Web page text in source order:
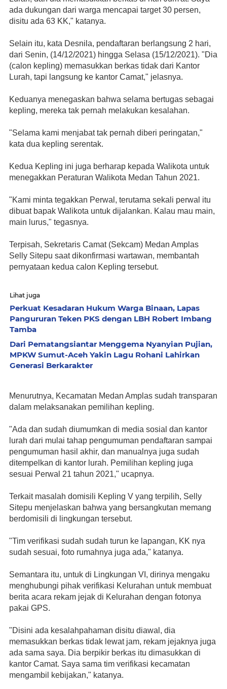
ada dukungan dari warga mencapai target 30 persen,
disitu ada 63 KK," katanya.
Selain itu, kata Desnila, pendaftaran berlangsung 2 hari,
dari Senin, (14/12/2021) hingga Selasa (15/12/2021). "Dia
(calon kepling) memasukkan berkas tidak dari Kantor
Lurah, tapi langsung ke kantor Camat," jelasnya.
Keduanya menegaskan bahwa selama bertugas sebagai
kepling, mereka tak pernah melakukan kesalahan.
"Selama kami menjabat tak pernah diberi peringatan,"
kata dua kepling serentak.
Kedua Kepling ini juga berharap kepada Walikota untuk
menegakkan Peraturan Walikota Medan Tahun 2021.
"Kami minta tegakkan Perwal, terutama sekali perwal itu
dibuat bapak Walikota untuk dijalankan. Kalau mau main,
main lurus," tegasnya.
Terpisah, Sekretaris Camat (Sekcam) Medan Amplas
Selly Sitepu saat dikonfirmasi wartawan, membantah
pernyataan kedua calon Kepling tersebut.
Lihat juga
Perkuat Kesadaran Hukum Warga Binaan, Lapas
Pangururan Teken PKS dengan LBH Robert Imbang
Tamba
Dari Pematangsiantar Menggema Nyanyian Pujian,
MPKW Sumut-Aceh Yakin Lagu Rohani Lahirkan
Generasi Berkarakter
Menurutnya, Kecamatan Medan Amplas sudah transparan
dalam melaksanakan pemilihan kepling.
"Ada dan sudah diumumkan di media sosial dan kantor
lurah dari mulai tahap pengumuman pendaftaran sampai
pengumuman hasil akhir, dan manualnya juga sudah
ditempelkan di kantor lurah. Pemilihan kepling juga
sesuai Perwal 21 tahun 2021," ucapnya.
Terkait masalah domisili Kepling V yang terpilih, Selly
Sitepu menjelaskan bahwa yang bersangkutan memang
berdomisili di lingkungan tersebut.
"Tim verifikasi sudah sudah turun ke lapangan, KK nya
sudah sesuai, foto rumahnya juga ada," katanya.
Semantara itu, untuk di Lingkungan VI, dirinya mengaku
menghubungi pihak verifikasi Kelurahan untuk membuat
berita acara rekam jejak di Kelurahan dengan fotonya
pakai GPS.
"Disini ada kesalahpahaman disitu diawal, dia
memasukkan berkas tidak lewat jam, rekam jejaknya juga
ada sama saya. Dia berpikir berkas itu dimasukkan di
kantor Camat. Saya sama tim verifikasi kecamatan
mengambil kebijakan," katanya.